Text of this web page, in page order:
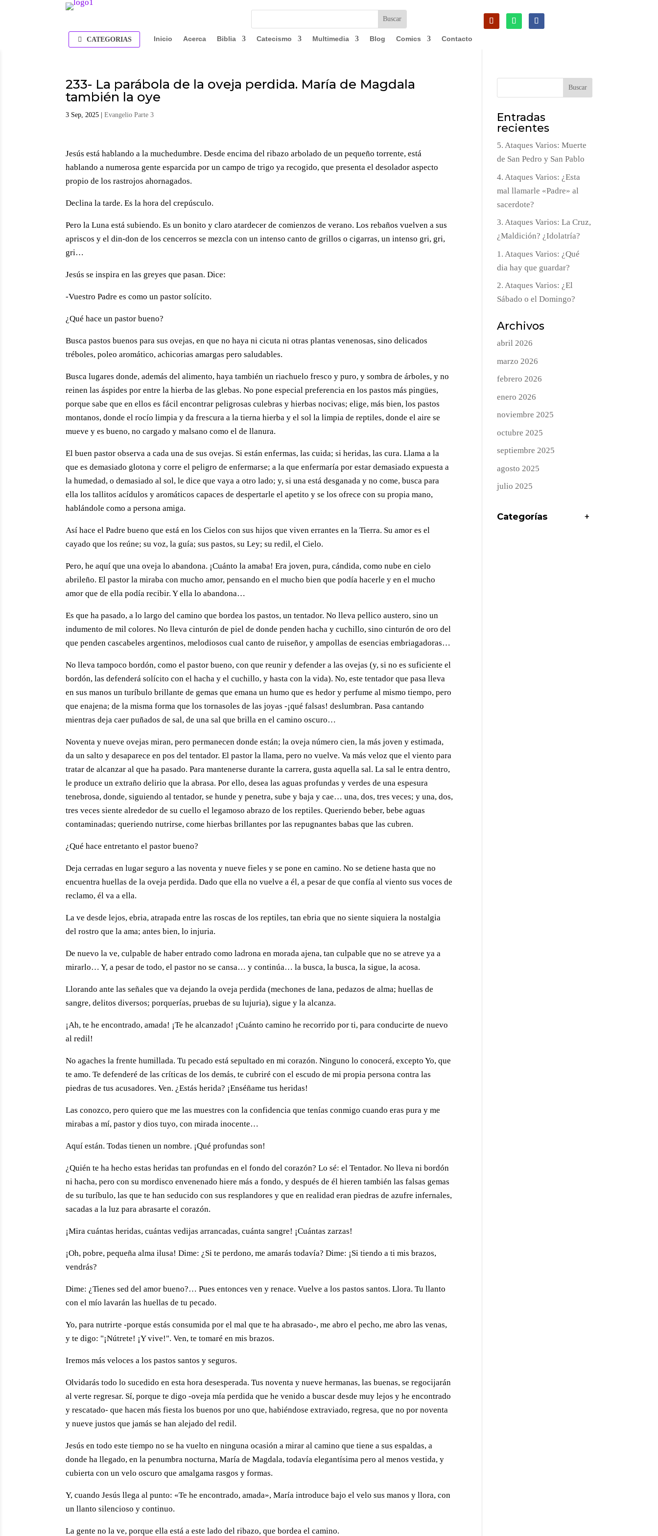
CATEGORIAS Inicio Acerca Biblia Catecismo Multimedia Blog Comics Contacto
233- La parábola de la oveja perdida. María de Magdala
también la oye
3 Sep, 2025 |Evangelio Parte 3
Jesús está hablando a la muchedumbre. Desde encima del ribazo arbolado de un pequeño torrente, está
hablando a numerosa gente esparcida por un campo de trigo ya recogido, que presenta el desolador aspecto
propio de los rastrojos ahornagados.
Declina la tarde. Es la hora del crepúsculo.
Pero la Luna está subiendo. Es un bonito y claro atardecer de comienzos de verano. Los rebaños vuelven a sus
apriscos y el din-don de los cencerros se mezcla con un intenso canto de grillos o cigarras, un intenso gri, gri,
gri…
Jesús se inspira en las greyes que pasan. Dice:
-Vuestro Padre es como un pastor solícito.
¿Qué hace un pastor bueno?
Busca pastos buenos para sus ovejas, en que no haya ni cicuta ni otras plantas venenosas, sino delicados
tréboles, poleo aromático, achicorias amargas pero saludables.
Busca lugares donde, además del alimento, haya también un riachuelo fresco y puro, y sombra de árboles, y no
reinen las áspides por entre la hierba de las glebas. No pone especial preferencia en los pastos más pingües,
porque sabe que en ellos es fácil encontrar peligrosas culebras y hierbas nocivas; elige, más bien, los pastos
montanos, donde el rocío limpia y da frescura a la tierna hierba y el sol la limpia de reptiles, donde el aire se
mueve y es bueno, no cargado y malsano como el de llanura.
El buen pastor observa a cada una de sus ovejas. Si están enfermas, las cuida; si heridas, las cura. Llama a la
que es demasiado glotona y corre el peligro de enfermarse; a la que enfermaría por estar demasiado expuesta a
la humedad, o demasiado al sol, le dice que vaya a otro lado; y, si una está desganada y no come, busca para
ella los tallitos acídulos y aromáticos capaces de despertarle el apetito y se los ofrece con su propia mano,
hablándole como a persona amiga.
Así hace el Padre bueno que está en los Cielos con sus hijos que viven errantes en la Tierra. Su amor es el
cayado que los reúne; su voz, la guía; sus pastos, su Ley; su redil, el Cielo.
Pero, he aquí que una oveja lo abandona. ¡Cuánto la amaba! Era joven, pura, cándida, como nube en cielo
abrileño. El pastor la miraba con mucho amor, pensando en el mucho bien que podía hacerle y en el mucho
amor que de ella podía recibir. Y ella lo abandona…
Es que ha pasado, a lo largo del camino que bordea los pastos, un tentador. No lleva pellico austero, sino un
indumento de mil colores. No lleva cinturón de piel de donde penden hacha y cuchillo, sino cinturón de oro del
que penden cascabeles argentinos, melodiosos cual canto de ruiseñor, y ampollas de esencias embriagadoras…
No lleva tampoco bordón, como el pastor bueno, con que reunir y defender a las ovejas (y, si no es suficiente el
bordón, las defenderá solícito con el hacha y el cuchillo, y hasta con la vida). No, este tentador que pasa lleva
en sus manos un turíbulo brillante de gemas que emana un humo que es hedor y perfume al mismo tiempo, pero
que enajena; de la misma forma que los tornasoles de las joyas -¡qué falsas! ­deslumbran. Pasa cantando
mientras deja caer puñados de sal, de una sal que brilla en el camino oscuro…
Noventa y nueve ovejas miran, pero permanecen donde están; la oveja número cien, la más joven y estimada,
da un salto y desaparece en pos del tentador. El pastor la llama, pero no vuelve. Va más veloz que el viento para
tratar de alcanzar al que ha pasado. Para mantenerse durante la carrera, gusta aquella sal. La sal le entra dentro,
le produce un extraño delirio que la abrasa. Por ello, desea las aguas profundas y verdes de una espesura
tenebrosa, donde, siguiendo al tentador, se hunde y penetra, sube y baja y cae… una, dos, tres veces; y una, dos,
tres veces siente alrededor de su cuello el legamoso abrazo de los reptiles. Queriendo beber, bebe aguas
contaminadas; queriendo nutrirse, come hierbas brillantes por las repugnantes babas que las cubren.
¿Qué hace entretanto el pastor bueno?
Deja cerradas en lugar seguro a las noventa y nueve fieles y se pone en camino. No se detiene hasta que no
encuentra huellas de la oveja perdida. Dado que ella no vuelve a él, a pesar de que confía al viento sus voces de
reclamo, él va a ella.
La ve desde lejos, ebria, atrapada entre las roscas de los reptiles, tan ebria que no siente siquiera la nostalgia
del rostro que la ama; antes bien, lo injuria.
De nuevo la ve, culpable de haber entrado como ladrona en morada ajena, tan culpable que no se atreve ya a
mirarlo… Y, a pesar de todo, el pastor no se cansa… y continúa… la busca, la busca, la sigue, la acosa.
Llorando ante las señales que va dejando la oveja perdida (mechones de lana, pedazos de alma; huellas de
sangre, delitos diversos; porquerías, pruebas de su lujuria), sigue y la alcanza.
¡Ah, te he encontrado, amada! ¡Te he alcanzado! ¡Cuánto camino he recorrido por ti, para conducirte de nuevo
al redil!
No agaches la frente humillada. Tu pecado está sepultado en mi corazón. Ninguno lo conocerá, excepto Yo, que
te amo. Te defenderé de las críticas de los demás, te cubriré con el escudo de mi propia persona contra las
piedras de tus acusadores. Ven. ¿Estás herida? ¡Enséñame tus heridas!
Las conozco, pero quiero que me las muestres con la confidencia que tenías conmigo cuando eras pura y me
mirabas a mí, pastor y dios tuyo, con mirada inocente…
Aquí están. Todas tienen un nombre. ¡Qué profundas son!
¿Quién te ha hecho estas heridas tan profundas en el fondo del corazón? Lo sé: el Tentador. No lleva ni bordón
ni hacha, pero con su mordisco envenenado hiere más a fondo, y después de él hieren también las falsas gemas
de su turíbulo, las que te han seducido con sus resplandores y que en realidad eran piedras de azufre infernales,
sacadas a la luz para abrasarte el corazón.
¡Mira cuántas heridas, cuántas vedijas arrancadas, cuánta sangre! ¡Cuántas zarzas!
¡Oh, pobre, pequeña alma ilusa! Dime: ¿Si te perdono, me amarás todavía? Dime: ¡Si tiendo a ti mis brazos,
vendrás?
Dime: ¿Tienes sed del amor bueno?… Pues entonces ven y renace. Vuelve a los pastos santos. Llora. Tu llanto
con el mío lavarán las huellas de tu pecado.
Yo, para nutrirte -porque estás consumida por el mal que te ha abrasado-, me abro el pecho, me abro las venas,
y te digo: "¡Nútrete! ¡Y vive!". Ven, te tomaré en mis brazos.
Iremos más veloces a los pastos santos y seguros.
Olvidarás todo lo sucedido en esta hora desesperada. Tus noventa y nueve hermanas, las buenas, se regocijarán
al verte regresar. Sí, porque te digo -oveja mía perdida que he venido a buscar desde muy lejos y he encontrado
y rescatado- que hacen más fiesta los buenos por uno que, habiéndose extraviado, regresa, que no por noventa
y nueve justos que jamás se han alejado del redil.
Jesús en todo este tiempo no se ha vuelto en ninguna ocasión a mirar al camino que tiene a sus espaldas, a
donde ha llegado, en la penumbra nocturna, María de Magdala, todavía elegantísima pero al menos vestida, y
cubierta con un velo oscuro que amalgama rasgos y formas.
Y, cuando Jesús llega al punto: «Te he encontrado, amada», María introduce bajo el velo sus manos y llora, con
un llanto silencioso y continuo.
La gente no la ve, porque ella está a este lado del ribazo, que bordea el camino.
Buscar
Entradas
recientes
5. Ataques Varios: Muerte
de San Pedro y San Pablo
4. Ataques Varios: ¿Esta
mal llamarle «Padre» al
sacerdote?
3. Ataques Varios: La Cruz,
¿Maldición? ¿Idolatría?
1. Ataques Varios: ¿Qué
dia hay que guardar?
2. Ataques Varios: ¿El
Sábado o el Domingo?
Archivos
abril 2026
marzo 2026
febrero 2026
enero 2026
noviembre 2025
octubre 2025
septiembre 2025
agosto 2025
julio 2025
Categorías +